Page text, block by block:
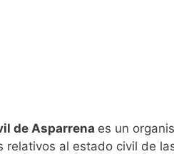
de Asparrena es un
relativos al estado civil de